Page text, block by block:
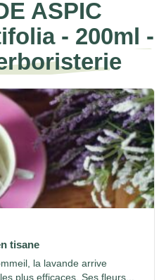
ASPIC
- 200ml -
tisane
la lavande arrive
plus efficaces. Ses fleurs...